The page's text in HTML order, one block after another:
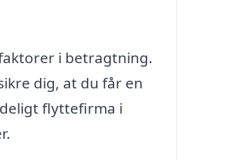
i betragtning.
dig, at du får en
flyttefirma i